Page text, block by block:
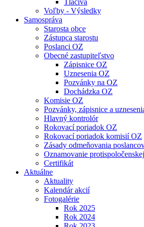
Tlačivá
Voľby - Výsledky
Samospráva
Starosta obce
Zástupca starostu
Poslanci OZ
Obecné zastupiteľstvo
Zápisnice OZ
Uznesenia OZ
Pozvánky na OZ
Dochádzka OZ
Komisie OZ
Pozvánky, zápisnice a
Hlavný kontrolór
Rokovací poriadok OZ
Rokovací poriadok komisií OZ
Zásady odmeňovania
Oznamovanie
Certifikát
Aktuálne
Aktuality
Kalendár akcií
Fotogalérie
Rok 2025
Rok 2024